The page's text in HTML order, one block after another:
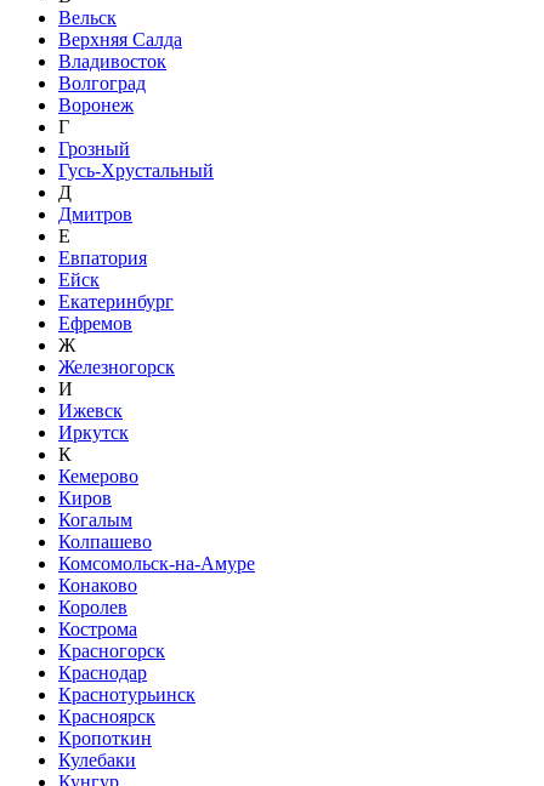
Вельск
Верхняя Салда
Владивосток
Волгоград
Воронеж
Г
Грозный
Гусь-Хрустальный
Д
Дмитров
Е
Евпатория
Ейск
Екатеринбург
Ефремов
Ж
Железногорск
И
Ижевск
Иркутск
К
Кемерово
Киров
Когалым
Колпашево
Комсомольск-на-Амуре
Конаково
Королев
Кострома
Красногорск
Краснодар
Краснотурьинск
Красноярск
Кропоткин
Кулебаки
Кунгур